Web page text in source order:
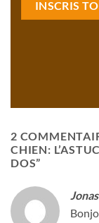
2
CHIEN:
DOS”
Jonas